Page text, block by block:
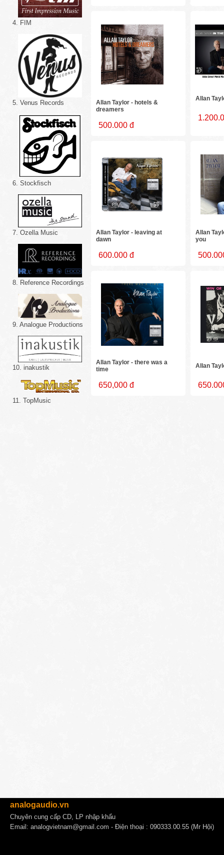
4. FIM
5. Venus Records
6. Stockfisch
7. Ozella Music
8. Reference Recordings
9. Analogue Productions
10. inakustik
11. TopMusic
Allan Taylor - hotels &
dreamers
500.000 đ
Allan
Allan Taylor - leaving at
dawn
600.000 đ
Allan
you
Allan Taylor - there was a
time
650,000 đ
Allan
analogaudio.vn
Chuyên cung cấp CD, LP nhập khẩu
Email: analogvietnam@gmail.com - Điện thoại : 090333.00.55 (Mr Hội)